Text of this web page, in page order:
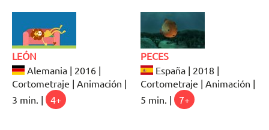
LEÓN
Alemania | 2016 |
Cortometraje | Animación |
3 min. |
4+
PECES
España | 2018 |
Cortometraje | Animación |
5 min. |
7+